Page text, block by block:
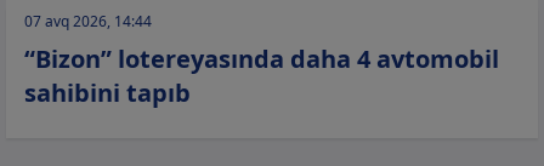
07 avq 2026, 14:44
“Bizon” lotereyasında daha 4 avtomobil
sahibini tapıb